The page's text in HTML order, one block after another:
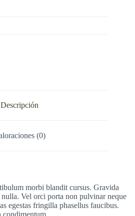
Descripción
(0)
morbi blandit cursus. Gravida
Vel orci porta non pulvinar neque
egestas fringilla phasellus faucibus.